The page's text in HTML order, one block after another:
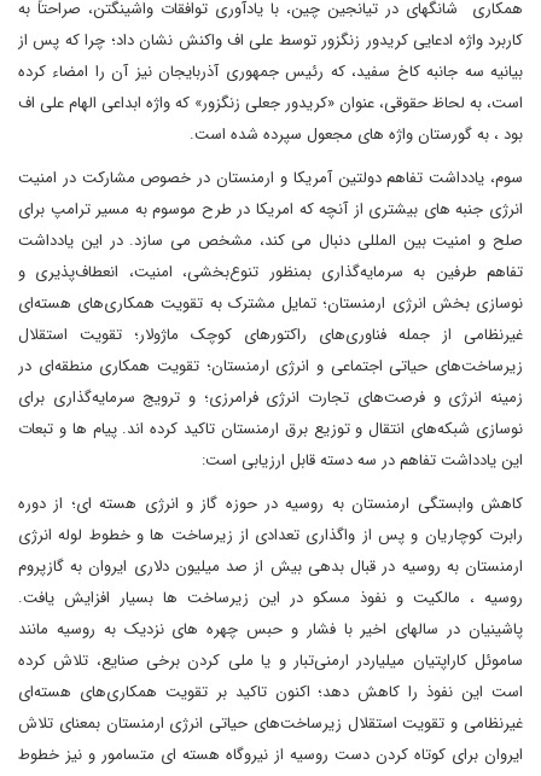
همکاری شانگهای در تیانجین چین، با یادآوری توافقات واشینگتن، صراحتاً به
کاربرد واژه ادعایی کریدور زنگزور توسط علی اف واکنش نشان داد؛ چرا که پس از
بیانیه سه جانبه کاخ سفید، که رئیس جمهوری آذربایجان نیز آن را امضاء کرده
است، به لحاظ حقوقی، عنوان «کریدور جعلی زنگزور» که واژه ابداعی الهام علی اف
بود ، به گورستان واژه های مجعول سپرده شده است.
سوم، یادداشت تفاهم دولتین آمریکا و ارمنستان در خصوص مشارکت در امنیت
انرژی جنبه های بیشتری از آنچه که امریکا در طرح موسوم به مسیر ترامپ برای
صلح و امنیت بین المللی دنبال می کند، مشخص می سازد. در این یادداشت
تفاهم طرفین به سرمایه‌گذاری بمنظور تنوع‌بخشی، امنیت، انعطاف‌پذیری و
نوسازی بخش انرژی ارمنستان؛ تمایل مشترک به تقویت همکاری‌های هسته‌ای
غیرنظامی از جمله فناوری‌های راکتورهای کوچک ماژولار؛ تقویت استقلال
زیرساخت‌های حیاتی اجتماعی و انرژی ارمنستان؛ تقویت همکاری منطقه‌ای در
زمینه انرژی و فرصت‌های تجارت انرژی فرامرزی؛ و ترویج سرمایه‌گذاری برای
نوسازی شبکه‌های انتقال و توزیع برق ارمنستان تاکید کرده اند. پیام ها و تبعات
این یادداشت تفاهم در سه دسته قابل ارزیابی است:
کاهش وابستگی ارمنستان به روسیه در حوزه گاز و انرژی هسته ای؛ از دوره
رابرت کوچاریان و پس از واگذاری تعدادی از زیرساخت ها و خطوط لوله انرژی
ارمنستان به روسیه در قبال بدهی بیش از صد میلیون دلاری ایروان به گازپروم
روسیه ، مالکیت و نفوذ مسکو در این زیرساخت ها بسیار افزایش یافت.
پاشینیان در سالهای اخیر با فشار و حبس چهره های نزدیک به روسیه مانند
ساموئل کاراپتیان میلیاردر ارمنی‌تبار و یا ملی کردن برخی صنایع، تلاش کرده
است این نفوذ را کاهش دهد؛ اکنون تاکید بر تقویت همکاری‌های هسته‌ای
غیرنظامی و تقویت استقلال زیرساخت‌های حیاتی انرژی ارمنستان بمعنای تلاش
ایروان برای کوتاه کردن دست روسیه از نیروگاه هسته ای متسامور و نیز خطوط